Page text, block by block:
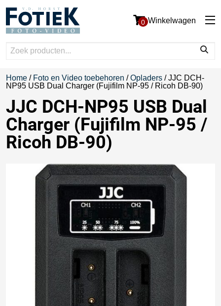
0 Winkelwagen
Home / Foto en Video toebehoren /Opladers / JJC DCH-
NP95 USB Dual Charger (Fujifilm NP-95 / Ricoh DB-90)
JJC DCH-NP95 USB Dual
Charger (Fujifilm NP-95 /
Ricoh DB-90)